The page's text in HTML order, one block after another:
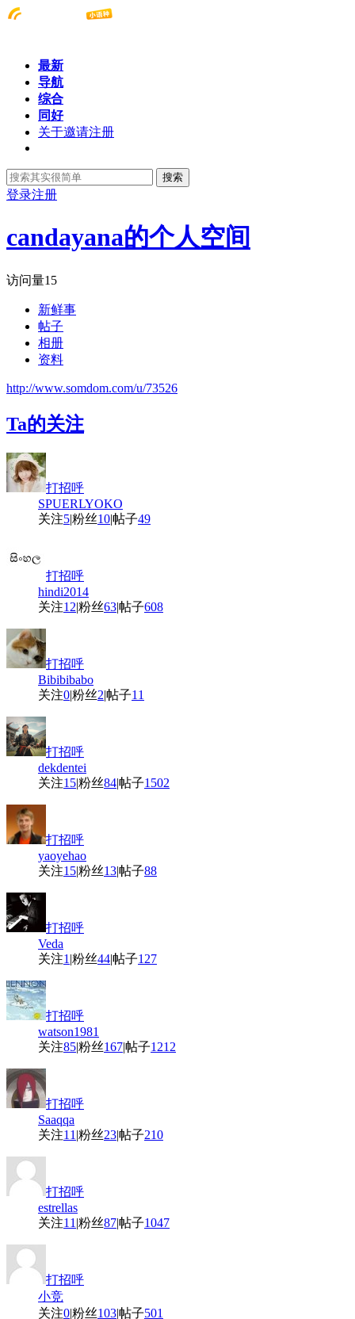
最新
导航
综合
同好
关于邀请注册
搜索
登录注册
candayana的个人空间
访问量15
新鲜事
帖子
相册
资料
http://www.somdom.com/u/73526
Ta的关注
打招呼
SPUERLYOKO
关注5|粉丝10|帖子49
打招呼
hindi2014
关注12|粉丝63|帖子608
打招呼
Bibibibabo
关注0|粉丝2|帖子11
打招呼
dekdentei
关注15|粉丝84|帖子1502
打招呼
yaoyehao
关注15|粉丝13|帖子88
打招呼
Veda
关注1 |粉丝44|帖子127
打招呼
watson1981
关注85|粉丝167|帖子1212
打招呼
Saaqqa
关注11 |粉丝23|帖子210
打招呼
estrellas
关注11 |粉丝87|帖子1047
打招呼
小竞
关注0|粉丝103|帖子501